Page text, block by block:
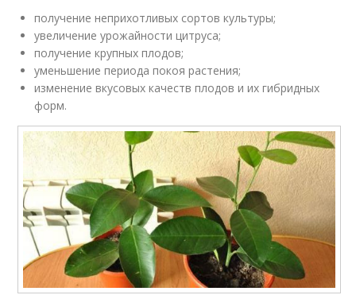
получение неприхотливых сортов культуры;
увеличение урожайности цитруса;
получение крупных плодов;
уменьшение периода покоя растения;
изменение вкусовых качеств плодов и их гибридных
форм.